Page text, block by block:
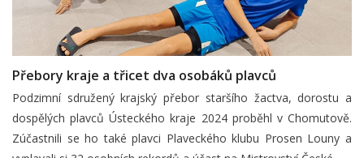
Přebory kraje a třicet dva osobáků plavců
Podzimní sdružený krajský přebor staršího žactva, dorostu a
dospělých plavců Ústeckého kraje 2024 proběhl v Chomutově.
Zúčastnili se ho také plavci Plaveckého klubu Prosen Louny a